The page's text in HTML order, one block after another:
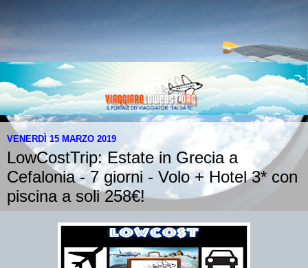
VENERDÌ 15 MARZO 2019
LowCostTrip: Estate in Grecia a
Cefalonia - 7 giorni - Volo + Hotel 3* con
piscina a soli 258€!